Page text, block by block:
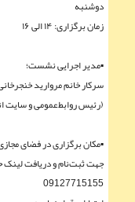
دوشنبه
زمان برگزاری: ۱۴ الی ۱۶
▪︎مدیر اجرایی نشست؛
سرکار خانم مروارید
(رئیس روابط‌عمومی و سایت
▪︎مکان برگزاری در فضای
جهت ثبت‌نام و دریافت
09127715155